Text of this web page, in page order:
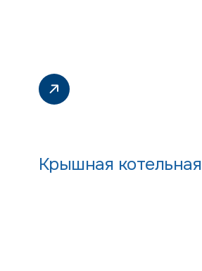
Крышная котельная